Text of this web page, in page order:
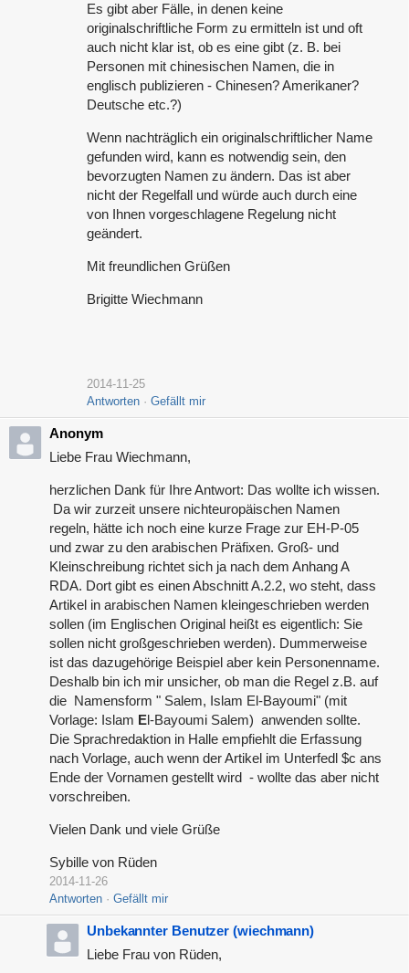
Es gibt aber Fälle, in denen keine
originalschriftliche Form zu ermitteln ist und oft
auch nicht klar ist, ob es eine gibt (z. B. bei
Personen mit chinesischen Namen, die in
englisch publizieren - Chinesen? Amerikaner?
Deutsche etc.?)
Wenn nachträglich ein originalschriftlicher Name
gefunden wird, kann es notwendig sein, den
bevorzugten Namen zu ändern. Das ist aber
nicht der Regelfall und würde auch durch eine
von Ihnen vorgeschlagene Regelung nicht
geändert.
Mit freundlichen Grüßen
Brigitte Wiechmann
2014-11-25
Antworten
Gefällt mir
Anonym
Liebe Frau Wiechmann,
herzlichen Dank für Ihre Antwort: Das wollte ich wissen.
Da wir zurzeit unsere nichteuropäischen Namen
regeln, hätte ich noch eine kurze Frage zur EH-P-05
und zwar zu den arabischen Präfixen. Groß- und
Kleinschreibung richtet sich ja nach dem Anhang A
RDA. Dort gibt es einen Abschnitt A.2.2, wo steht, dass
Artikel in arabischen Namen kleingeschrieben werden
sollen (im Englischen Original heißt es eigentlich: Sie
sollen nicht großgeschrieben werden). Dummerweise
ist das dazugehörige Beispiel aber kein Personenname.
Deshalb bin ich mir unsicher, ob man die Regel z.B. auf
die Namensform " Salem, Islam El-Bayoumi" (mit
Vorlage: Islam El-Bayoumi Salem) anwenden sollte.
Die Sprachredaktion in Halle empfiehlt die Erfassung
nach Vorlage, auch wenn der Artikel im Unterfedl $c ans
Ende der Vornamen gestellt wird - wollte das aber nicht
vorschreiben.
Vielen Dank und viele Grüße
Sybille von Rüden
2014-11-26
Antworten
Gefällt mir
Unbekannter Benutzer (wiechmann)
Liebe Frau von Rüden,